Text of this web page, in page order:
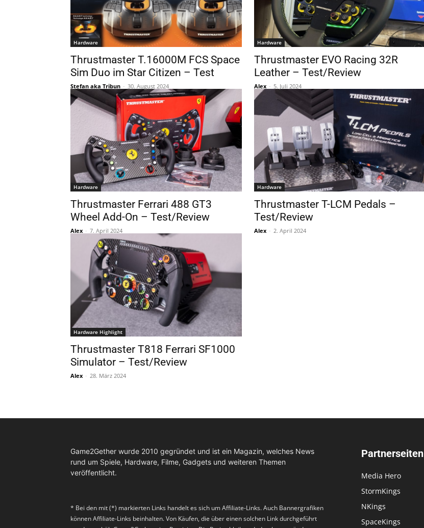
Hardware
Thrustmaster T.16000M FCS Space
Sim Duo im Star Citizen – Test
Stefan aka Tribun - 30. August 2024
Hardware
Thrustmaster EVO Racing 32R
Leather – Test/Review
Alex - 5. Juli 2024
Hardware
Thrustmaster Ferrari 488 GT3
Wheel Add-On – Test/Review
Alex - 7. April 2024
Hardware
Thrustmaster T-LCM Pedals –
Test/Review
Alex - 2. April 2024
Hardware Highlight
Thrustmaster T818 Ferrari SF1000
Simulator – Test/Review
Alex - 28. März 2024
Game2Gether wurde 2010 gegründet und ist ein Magazin, welches News
rund um Spiele, Hardware, Filme, Gadgets und weiteren Themen
veröffentlicht.
* Bei den mit (*) markierten Links handelt es sich um Affiliate-Links. Auch Bannergrafiken
können Affiliate-Links beinhalten. Von Käufen, die über einen solchen Link durchgeführt
Partnerseiten
Media Hero
StormKings
NKings
SpaceKings